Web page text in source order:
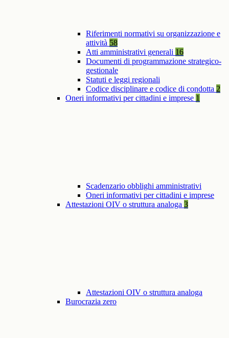
Riferimenti normativi su organizzazione e
attività 58
Atti amministrativi generali 16
Documenti di programmazione strategico-
gestionale
Statuti e leggi regionali
Codice disciplinare e codice di condotta 2
Oneri informativi per cittadini e imprese 1
Scadenzario obblighi amministrativi
Oneri informativi per cittadini e imprese
Attestazioni OIV o struttura analoga 3
Attestazioni OIV o struttura analoga
Burocrazia zero